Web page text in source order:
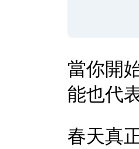
當你開
能也代
春天真